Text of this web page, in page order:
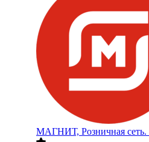
МАГНИТ, Розничная сеть.